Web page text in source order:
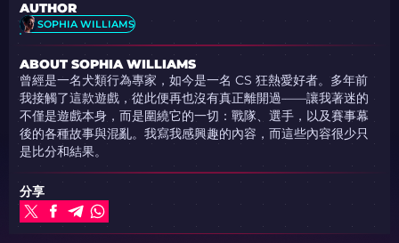
AUTHOR
SOPHIA WILLIAMS
ABOUT SOPHIA WILLIAMS
曾經是一名犬類行為專家，如今是一名 CS 狂熱愛好者。多年前
我接觸了這款遊戲，從此便再也沒有真正離開過——讓我著迷的
不僅是遊戲本身，而是圍繞它的一切：戰隊、選手，以及賽事幕
後的各種故事與混亂。我寫我感興趣的內容，而這些內容很少只
是比分和結果。
分享